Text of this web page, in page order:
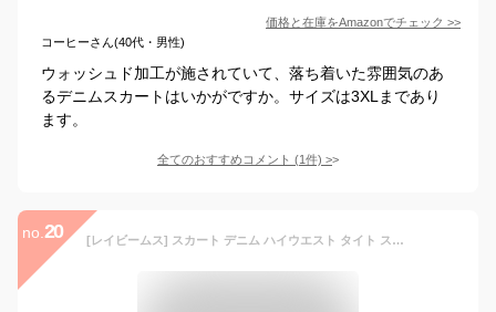
価格と在庫をAmazonでチェック >>
コーヒーさん(40代・男性)
ウォッシュド加工が施されていて、落ち着いた雰囲気のあ
るデニムスカートはいかがですか。サイズは3XLまであり
ます。
全てのおすすめコメント (1件) >
no. 20 [レイビームス] スカート デニム ハイウエスト タイト スカート レディース BLUE 0